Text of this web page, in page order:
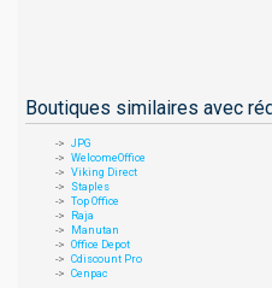
Boutiques similaires avec
JPG
WelcomeOffice
Viking Direct
Staples
Top Office
Raja
Manutan
Office Depot
Cdiscount Pro
Cenpac